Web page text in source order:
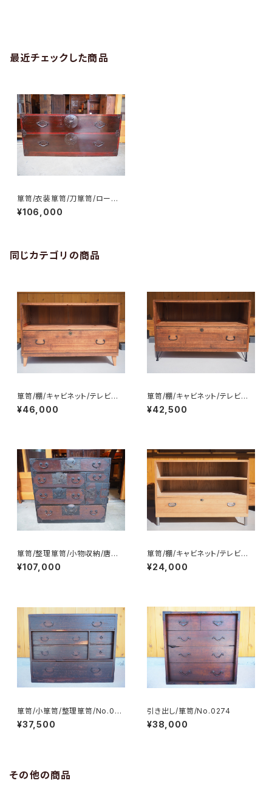
最近チェックした商品
箪笥/衣装箪笥/刀箪笥/ローチェ
スト/テレビ台/No.0024
¥106,000
同じカテゴリの商品
箪笥/棚/キャビネット/テレビ台/
チェスト/サイドボード/No.023
2-2
¥46,000
箪笥/棚/キャビネット/テレビ台/
チェスト/サイドボード/No.023
2-3
¥42,500
箪笥/整理箪笥/小物収納/唐草
牡丹/カギ付き/No.0119
¥107,000
箪笥/棚/キャビネット/テレビ台/
チェスト/サイドボード/No.023
6
¥24,000
箪笥/小箪笥/整理箪笥/No.025
9
¥37,500
引き出し/箪笥/No.0274
¥38,000
その他の商品